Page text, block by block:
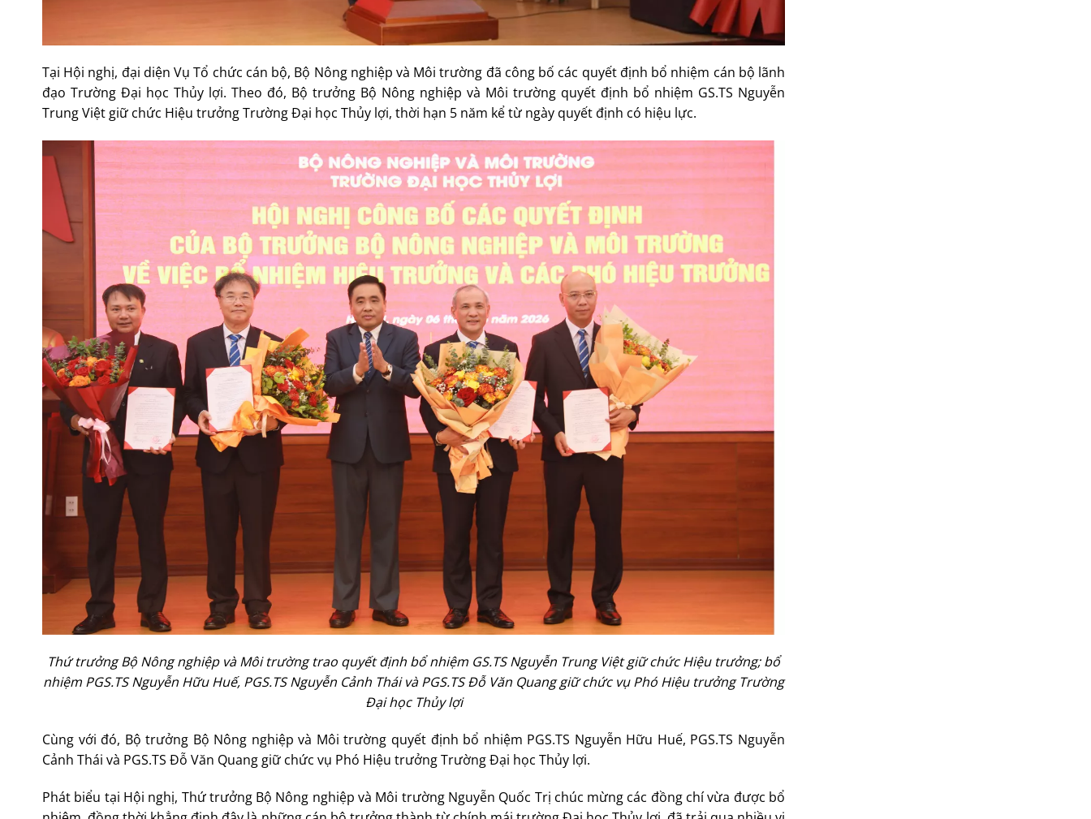
Tại Hội nghị, đại diện Vụ Tổ chức cán bộ, Bộ Nông nghiệp và Môi trường đã công bố các quyết định bổ nhiệm cán bộ lãnh
đạo Trường Đại học Thủy lợi. Theo đó, Bộ trưởng Bộ Nông nghiệp và Môi trường quyết định bổ nhiệm GS.TS Nguyễn
Trung Việt giữ chức Hiệu trưởng Trường Đại học Thủy lợi, thời hạn 5 năm kể từ ngày quyết định có hiệu lực.
Thứ trưởng Bộ Nông nghiệp và Môi trường trao quyết định bổ nhiệm GS.TS Nguyễn Trung Việt giữ chức Hiệu trưởng; bổ
nhiệm PGS.TS Nguyễn Hữu Huế, PGS.TS Nguyễn Cảnh Thái và PGS.TS Đỗ Văn Quang giữ chức vụ Phó Hiệu trưởng Trường
Đại học Thủy lợi
Cùng với đó, Bộ trưởng Bộ Nông nghiệp và Môi trường quyết định bổ nhiệm PGS.TS Nguyễn Hữu Huế, PGS.TS Nguyễn
Cảnh Thái và PGS.TS Đỗ Văn Quang giữ chức vụ Phó Hiệu trưởng Trường Đại học Thủy lợi.
Phát biểu tại Hội nghị, Thứ trưởng Bộ Nông nghiệp và Môi trường Nguyễn Quốc Trị chúc mừng các đồng chí vừa được bổ